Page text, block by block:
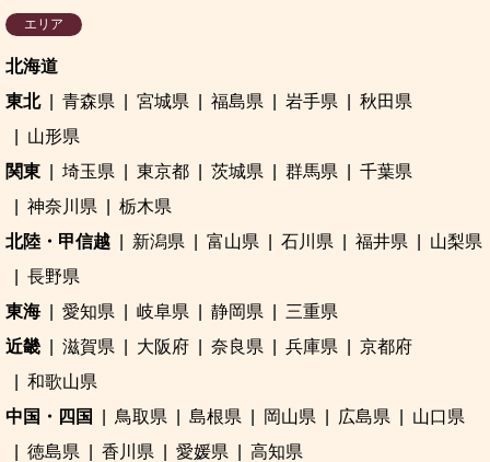
エリア
北海道
東北
青森県 宮城県 福島県 岩手県
秋田県
山形県
関東
埼玉県 東京都 茨城県 群馬県
千葉県
神奈川県
栃木県
北陸・甲信越
新潟県 富山県 石川県 福井県
山梨県
長野県
東海
愛知県 岐阜県 静岡県
三重県
近畿
滋賀県 大阪府 奈良県 兵庫県
京都府
和歌山県
中国・四国
鳥取県 島根県 岡山県 広島県
山口県
徳島県
香川県 愛媛県
高知県